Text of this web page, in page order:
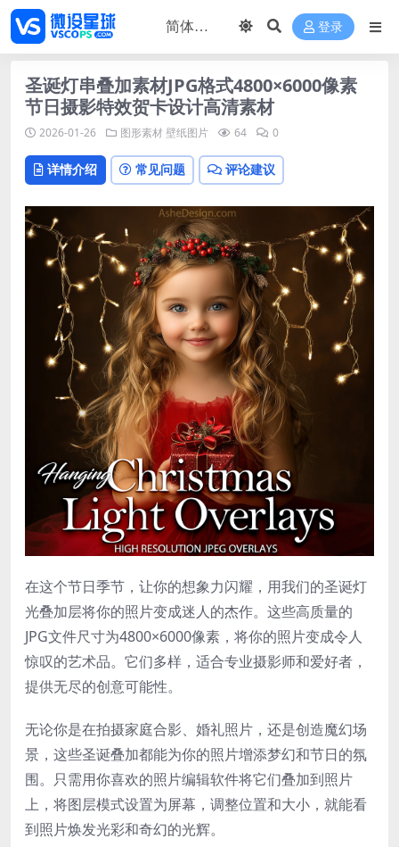
登录
圣诞灯串叠加素材JPG格式4800×6000像素
节日摄影特效贺卡设计高清素材
2026-01-26 图形素材 壁纸图片 64 0
详情介绍 常见问题 评论建议
在这个节日季节，让你的想象力闪耀，用我们的圣诞灯
光叠加层将你的照片变成迷人的杰作。这些高质量的
JPG文件尺寸为4800×6000像素，将你的照片变成令人
惊叹的艺术品。它们多样，适合专业摄影师和爱好者，
提供无尽的创意可能性。
无论你是在拍摄家庭合影、婚礼照片，还是创造魔幻场
景，这些圣诞叠加都能为你的照片增添梦幻和节日的氛
围。只需用你喜欢的照片编辑软件将它们叠加到照片
上，将图层模式设置为屏幕，调整位置和大小，就能看
到照片焕发光彩和奇幻的光辉。